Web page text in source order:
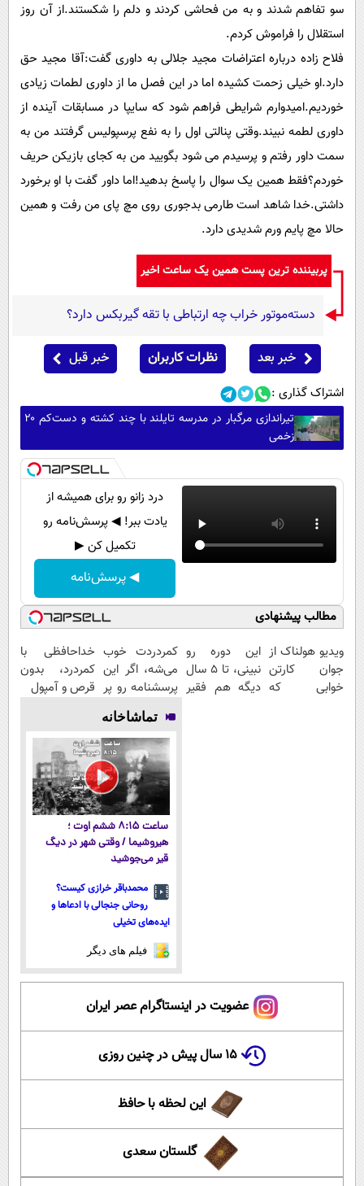
سو تفاهم شدند و به من فحاشی کردند و دلم را شکستند.از آن روز
استقلال را فراموش کردم.
فلاح زاده درباره اعتراضات مجید جلالی به داوری گفت:آقا مجید حق
دارد.او خیلی زحمت کشیده اما در این فصل ما از داوری لطمات زیادی
خوردیم.امیدوارم شرایطی فراهم شود که سایپا در مسابقات آینده از
داوری لطمه نبیند.وقتی پنالتی اول را به نفع پرسپولیس گرفتند من به
سمت داور رفتم و پرسیدم می شود بگویید من به کجای بازیکن حریف
خوردم؟فقط همین یک سوال را پاسخ بدهید!اما داور گفت با او برخورد
داشتی.خدا شاهد است طارمی بدجوری روی مچ پای من رفت و همین
حالا مچ پایم ورم شدیدی دارد.
پربیننده ترین پست همین یک ساعت اخیر
دسته‌موتور خراب چه ارتباطی با تقه گیربکس دارد؟
خبر بعد نظرات کاربران خبر قبل
اشتراک گذاری :
تیراندازی مرگبار در مدرسه تایلند با چند کشته و دست‌کم ۲۰
زخمی
درد زانو رو برای همیشه از
یادت ببر! ◀ پرسش‌نامه رو
تکمیل کن ▶
◀ پرسش‌نامه
مطالب پیشنهادی
ویدیو هولناک از
جوان کارتن
خوابی که
این دوره رو
نبینی، تا 5 سال
دیگه هم فقیر
کمردردت خوب
می‌شه، اگر این
پرسشنامه رو پر
خداحافظی با
کمردرد، بدون
قرص و آمپول
تماشاخانه
ساعت ۸:۱۵ ششم اوت ؛
هیروشیما / وقتی شهر در دیگ
قیر می‌جوشید
محمدباقر خرازی کیست؟
روحانی جنجالی با ادعاها و
ایده‌های تخیلی
فیلم های دیگر
عضویت در اینستاگرام عصر ایران
۱۵ سال پیش در چنین روزی
این لحظه با حافظ
گلستان سعدی